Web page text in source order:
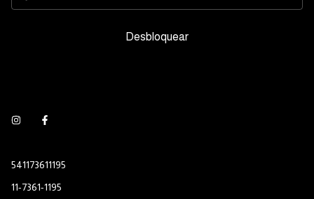
Desbloquear
541173611195
11-7361-1195